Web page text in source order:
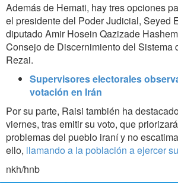
Además de Hemati, hay tres opciones
el presidente del Poder Judicial, Seyed
diputado Amir Hosein Qazizade
Consejo de Discernimiento del Sistema
Rezai.
Supervisores electorales
votación en Irán
Por su parte, Raisi también ha
viernes, tras emitir su voto, que
problemas del pueblo iraní y no
ello, llamando a la población a ejercer
nkh/hnb